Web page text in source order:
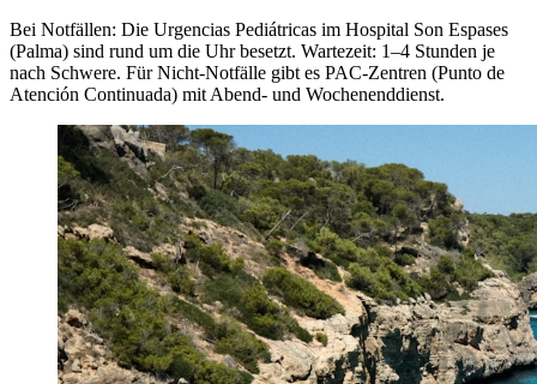
Bei Notfällen: Die Urgencias Pediátricas im Hospital Son Espases
(Palma) sind rund um die Uhr besetzt. Wartezeit: 1–4 Stunden je
nach Schwere. Für Nicht-Notfälle gibt es PAC-Zentren (Punto de
Atención Continuada) mit Abend- und Wochenenddienst.